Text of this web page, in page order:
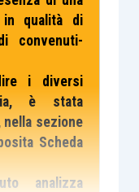
qualità di
convenuti-
i diversi
è stata
nella sezione
Scheda
analizza